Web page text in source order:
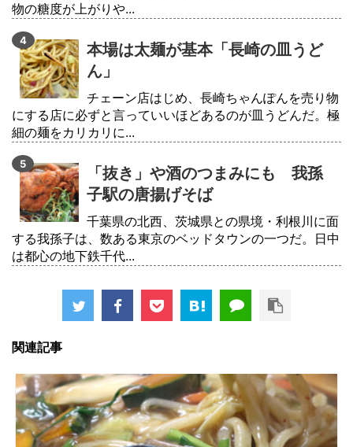
物の糖度が上がりや...
本場は太麺が基本「長崎の皿うど
ん」
チェーン店はじめ、長崎ちゃんぽんを売り物
にする店に必ずと言っていいほどあるのが皿うどんだ。極
細の麺をカリカリに...
「抜き」や酒のつまみにも 我孫
子駅の唐揚げそば
千葉県の北西、茨城県との県境・利根川に面
する我孫子は、数ある東京のベッドタウンの一つだ。日中
は都心の地下鉄千代...
関連記事